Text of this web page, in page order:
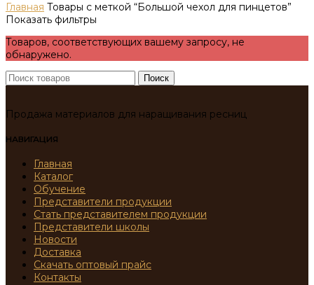
Главная Товары с меткой “Большой чехол для пинцетов”
Показать фильтры
Товаров, соответствующих вашему запросу, не
обнаружено.
Поиск
Продажа материалов для наращивания ресниц
НАВИГАЦИЯ
Главная
Каталог
Обучение
Представители продукции
Стать представителем продукции
Представители школы
Новости
Доставка
Скачать оптовый прайс
Контакты